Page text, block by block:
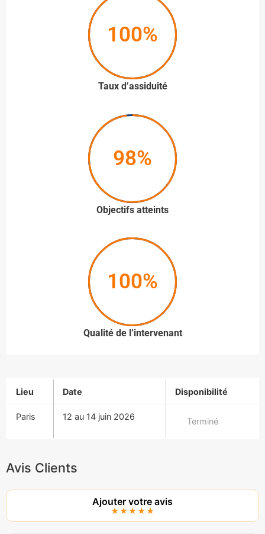
100%
Taux d’assiduité
98%
Objectifs atteints
100%
Qualité de l’intervenant
Lieu Date Disponibilité
Paris 12 au 14 juin 2026 Terminé
Avis Clients
Ajouter votre avis
★★★★★